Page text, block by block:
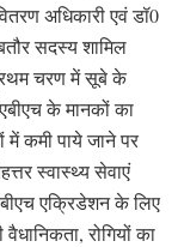
अधिकारी एवं डॉ0
सदस्य शामिल
चरण में सूबे के
के मानकों का
में कमी पाये जाने पर
स्वास्थ्य सेवाएं
एक्रिडेशन के लिए
रोगियों का